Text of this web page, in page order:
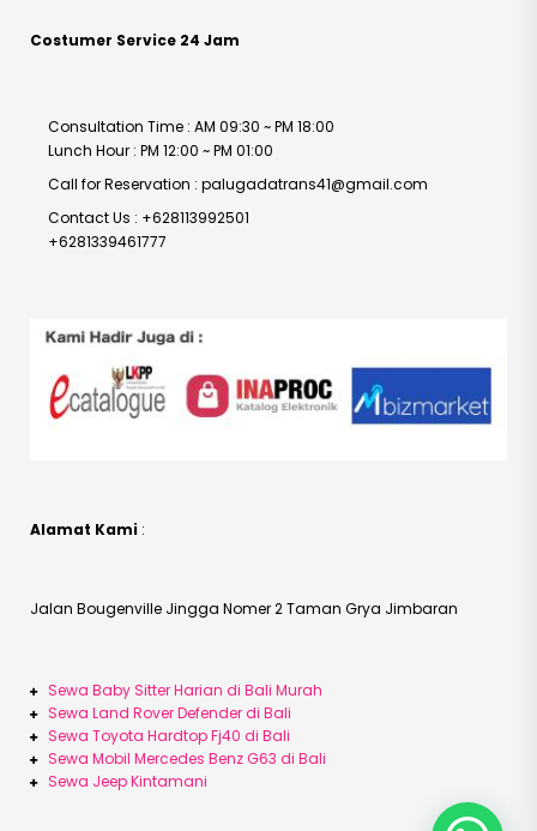
Costumer Service 24 Jam
Consultation Time : AM 09:30 ~ PM 18:00
Lunch Hour : PM 12:00 ~ PM 01:00
Call for Reservation : palugadatrans41@gmail.com
Contact Us : +628113992501
+6281339461777
Alamat Kami :
Jalan Bougenville Jingga Nomer 2 Taman Grya Jimbaran
Sewa Baby Sitter Harian di Bali Murah
Sewa Land Rover Defender di Bali
Sewa Toyota Hardtop Fj40 di Bali
Sewa Mobil Mercedes Benz G63 di Bali
Sewa Jeep Kintamani